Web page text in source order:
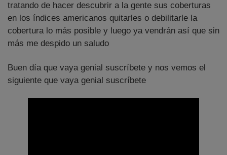
tratando de hacer descubrir a la gente sus coberturas
en los índices americanos quitarles o debilitarle la
cobertura lo más posible y luego ya vendrán así que sin
más me despido un saludo
Buen día que vaya genial suscríbete y nos vemos el
siguiente que vaya genial suscríbete